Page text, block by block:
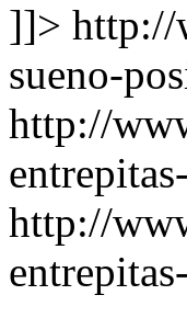
]]> http://
sueno-
http://
http://